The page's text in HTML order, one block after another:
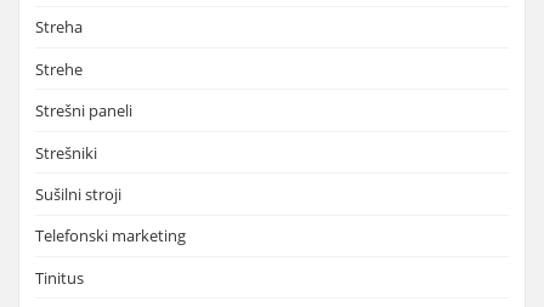
Streha
Strehe
Strešni paneli
Strešniki
Sušilni stroji
Telefonski marketing
Tinitus